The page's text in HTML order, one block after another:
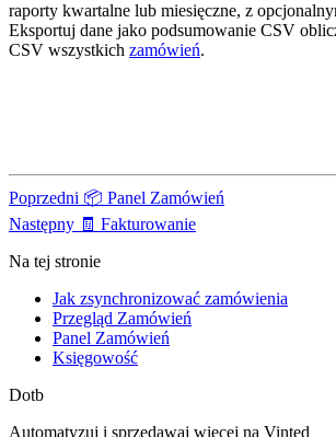
raporty kwartalne lub miesięczne, z
Eksportuj dane jako podsumowanie CSV
CSV wszystkich zamówień.
Poprzedni 📦 Panel Zamówień
Następny 🧾 Fakturowanie
Na tej stronie
Jak zsynchronizować zamówienia
Przegląd Zamówień
Panel Zamówień
Księgowość
Dotb
Automatyzuj i sprzedawaj więcej na Vinted